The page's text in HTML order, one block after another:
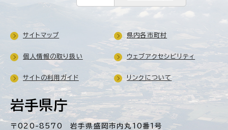
岩手県庁
〒020-8570 岩手県盛岡市内丸10番1号
サイトマップ 県内各市町村
個人情報の取り扱い ウェブアクセシビリティ
サイトの利用ガイド リンクについて